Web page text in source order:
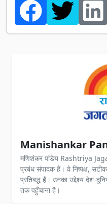
Manishankar
मणिशंकर पांडेय Rashtriya
प्रबंध संपादक हैं। वे निष्पक्ष,
प्रतिबद्ध हैं। उनका उद्देश्य देश-
तक पहुँचाना है।